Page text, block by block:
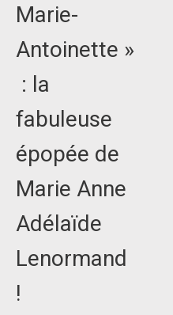
Marie-
Antoinette »
: la
fabuleuse
épopée de
Marie Anne
Adélaïde
Lenormand
!